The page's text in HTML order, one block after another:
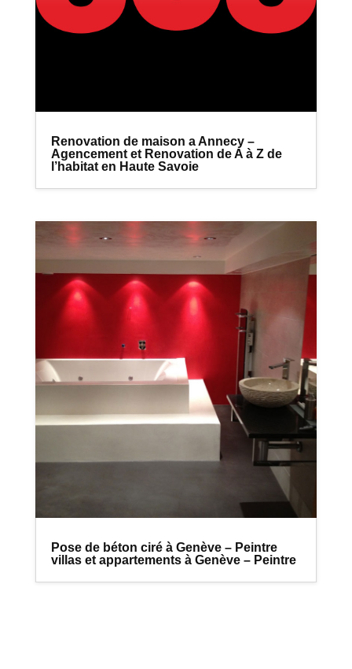
Renovation de maison a Annecy –
Agencement et Renovation de A à Z de
l’habitat en Haute Savoie
Pose de béton ciré à Genève – Peintre
villas et appartements à Genève – Peintre